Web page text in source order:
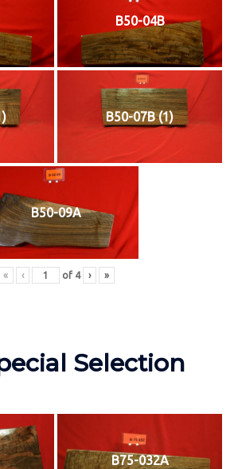
B50-04B
B50-07B (1)
B50-09A
« ‹ of 4 › »
Selection
B75-032A